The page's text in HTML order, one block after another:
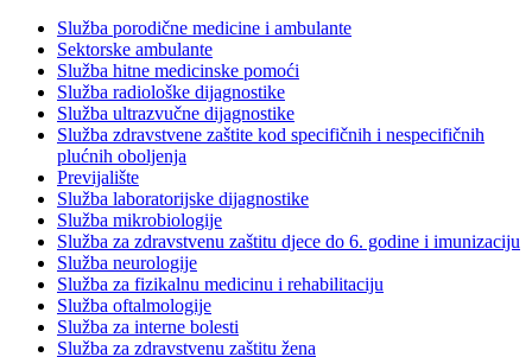
Služba porodične medicine i ambulante
Sektorske ambulante
Služba hitne medicinske pomoći
Služba radiološke dijagnostike
Služba ultrazvučne dijagnostike
Služba zdravstvene zaštite kod specifičnih i nespecifičnih
plućnih oboljenja
Previjalište
Služba laboratorijske dijagnostike
Služba mikrobiologije
Služba za zdravstvenu zaštitu djece do 6. godine i imunizaciju
Služba neurologije
Služba za fizikalnu medicinu i rehabilitaciju
Služba oftalmologije
Služba za interne bolesti
Služba za zdravstvenu zaštitu žena